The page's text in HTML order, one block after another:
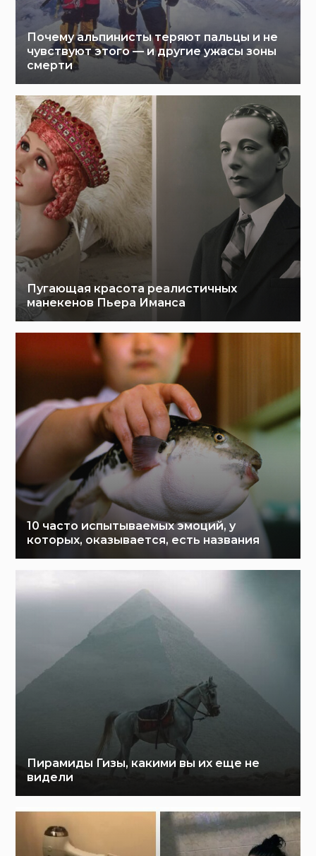
Почему альпинисты теряют пальцы и не
чувствуют этого — и другие ужасы зоны
смерти
Пугающая красота реалистичных
манекенов Пьера Иманса
10 часто испытываемых эмоций, у
которых, оказывается, есть названия
Пирамиды Гизы, какими вы их еще не
видели